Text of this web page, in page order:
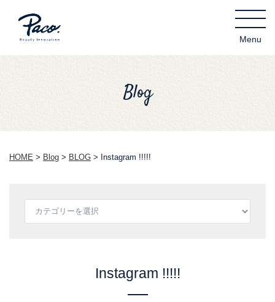
Blog
HOME > Blog > BLOG > Instagram !!!!!
Instagram !!!!!